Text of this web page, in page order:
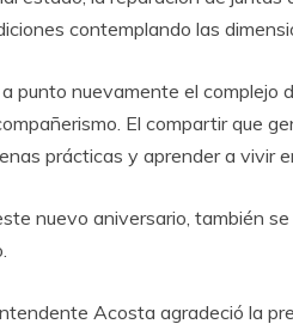
contemplando las
a punto nuevamente el
El compartir que
prácticas y aprender a vivir
nuevo aniversario, también
Acosta agradeció la